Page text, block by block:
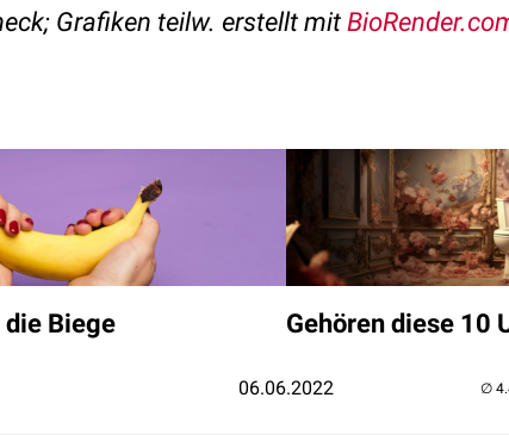
Grafiken teilw. erstellt mit
die Biege Gehören diese 10
06.06.2022